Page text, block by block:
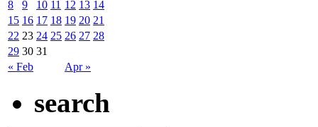
« Feb Apr »
8
9 10 11 12 13 14
15 16 17 18 19 20 21
22 23 24 25 26 27 28
29 30 31
search